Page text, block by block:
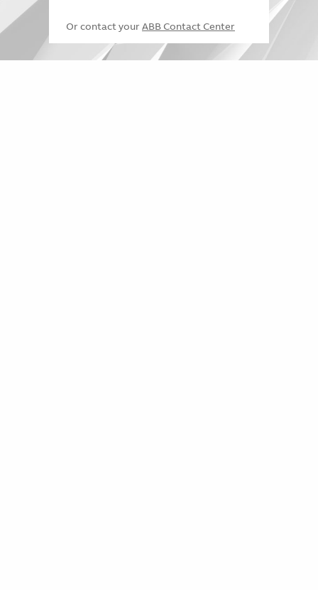
Or contact your ABB Contact Center